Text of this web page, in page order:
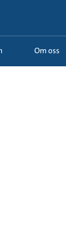
Om oss